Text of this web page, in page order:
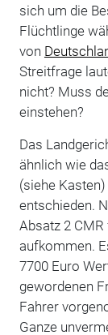
sich um die
Flüchtlinge
von
Streitfrage
nicht? Muss
einstehen?
Das
ähnlich wie
(siehe
entschieden.
Absatz 2
aufkommen.
7700 Euro
gewordenen
Fahrer
Ganze